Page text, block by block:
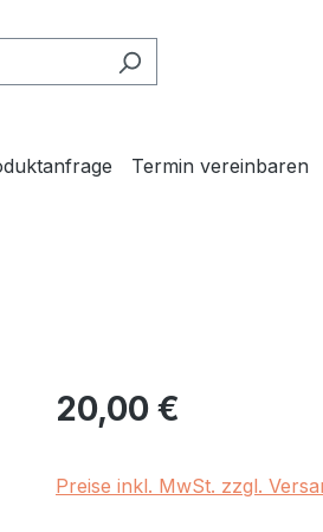
Termin vereinbaren
Regulärer Preis:
20,00 €
Preise inkl. MwSt. zzgl.